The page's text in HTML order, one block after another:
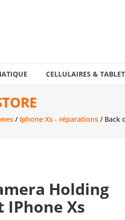
CELLULAIRES &
/ Iphone Xs - réparations / Back
Holding
IPhone Xs